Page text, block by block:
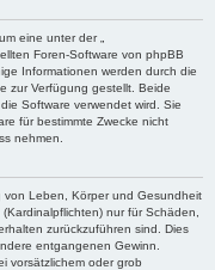
eine unter der „
Foren-Software von phpBB
Informationen werden durch die
zur Verfügung gestellt. Beide
Software verwendet wird. Sie
für bestimmte Zwecke nicht
nehmen.
von Leben, Körper und Gesundheit
nur für Schäden,
zurückzuführen sind. Dies
entgangenen Gewinn.
vorsätzlichem oder grob